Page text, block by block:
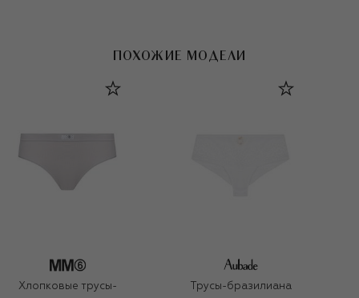
ПОХОЖИЕ МОДЕЛИ
Хлопковые трусы-
Трусы-бразилиана